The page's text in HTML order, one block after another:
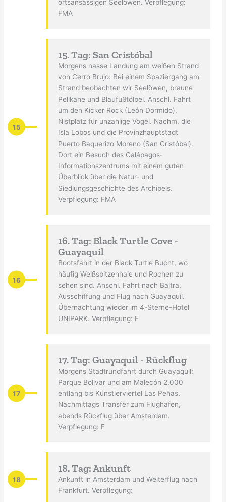
ortsansässigen Seelöwen. Verpflegung:
FMA
15
15. Tag: San Cristóbal
Morgens nasse Landung am weißen Strand
von Cerro Brujo: Bei einem Spaziergang am
Strand beobachten wir Seelöwen, braune
Pelikane und Blaufußtölpel. Anschl. Fahrt
um den Kicker Rock (León Dormido),
Nistplatz für unzählige Vögel. Nachm. die
Isla Lobos und die Provinzhauptstadt
Puerto Baquerizo Moreno (San Cristóbal).
Dort ein Besuch des Galápagos-
Informationszentrums mit einem guten
Überblick über die Natur- und
Siedlungsgeschichte des Archipels.
Verpflegung: FMA
16
16. Tag: Black Turtle Cove -
Guayaquil
Bootsfahrt in der Black Turtle Bucht, wo
häufig Weißspitzenhaie und Rochen zu
sehen sind. Anschl. Fahrt nach Baltra,
Ausschiffung und Flug nach Guayaquil.
Übernachtung wieder im 4-Sterne-Hotel
UNIPARK. Verpflegung: F
17
17. Tag: Guayaquil - Rückflug
Morgens Stadtrundfahrt durch Guayaquil:
Parque Bolivar und am Malecón 2.000
entlang bis Künstlerviertel Las Peñas.
Nachmittags Transfer zum Flughafen,
abends Rückflug über Amsterdam.
Verpflegung: F
18
18. Tag: Ankunft
Ankunft in Amsterdam und Weiterflug nach
Frankfurt. Verpflegung: